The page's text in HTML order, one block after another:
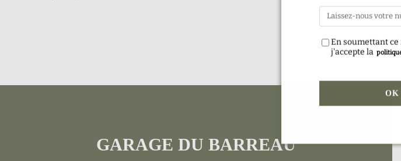
GARAGE DU BARREAU
En soumettant
j'accepte la